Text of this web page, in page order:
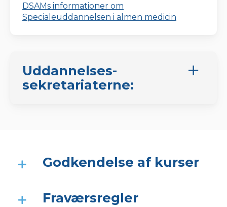
DSAMs informationer om
Specialeuddannelsen i almen medicin
Uddannelses­
sekretariaterne:
Godkendelse af kurser
Fraværsregler